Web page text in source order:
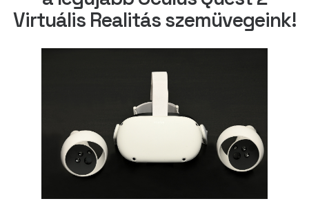
Virtuális Realitás szemüvegeink!